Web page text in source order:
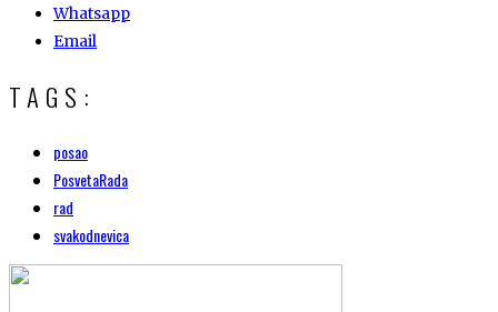
Whatsapp
Email
TAGS:
posao
PosvetaRada
rad
svakodnevica